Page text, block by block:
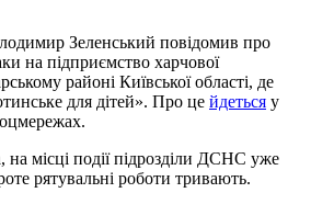
Зеленський повідомив про
на підприємство харчової
районі Київської області, де
для дітей». Про це йдеться у
на місці події підрозділи ДСНС уже
рятувальні роботи тривають.